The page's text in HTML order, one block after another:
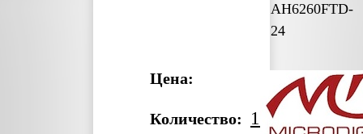
AH6260FTD-
24
Цена:
Количество: 1